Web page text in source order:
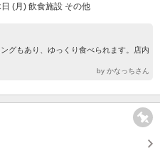
(月) 飲食施設 その他
グもあり、ゆっくり食べられます。店内
by かなっちさん